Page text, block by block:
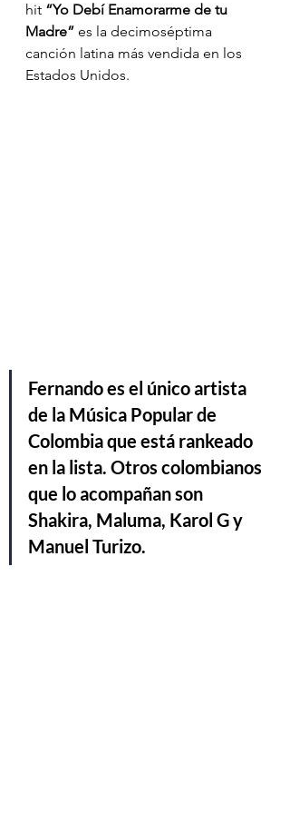
hit “Yo Debí Enamorarme de tu
Madre” es la decimoséptima
canción latina más vendida en los
Estados Unidos.
Fernando es el único artista
de la Música Popular de
Colombia que está rankeado
en la lista. Otros colombianos
que lo acompañan son
Shakira, Maluma, Karol G y
Manuel Turizo.